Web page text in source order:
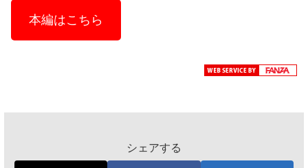
本編はこちら
シェアする